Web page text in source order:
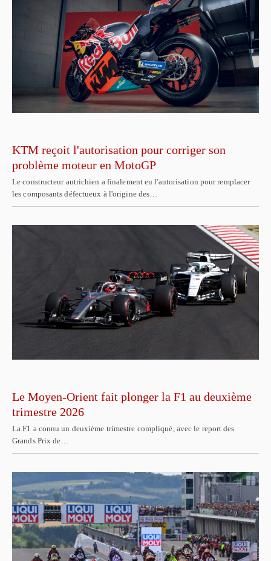
KTM reçoit l'autorisation pour corriger son
problème moteur en MotoGP
Le constructeur autrichien a finalement eu l'autorisation pour remplacer
les composants défectueux à l'origine des…
Le Moyen-Orient fait plonger la F1 au deuxième
trimestre 2026
La F1 a connu un deuxième trimestre compliqué, avec le report des
Grands Prix de…